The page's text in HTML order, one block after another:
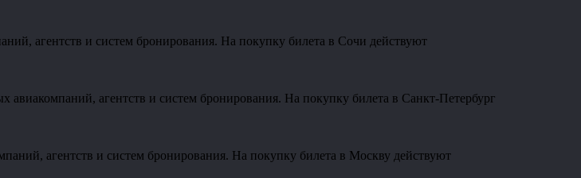
агентств и систем бронирования. На покупку билета в Сочи действуют
агентств и систем бронирования. На покупку билета в Санкт-Петербург
агентств и систем бронирования. На покупку билета в Москву действуют